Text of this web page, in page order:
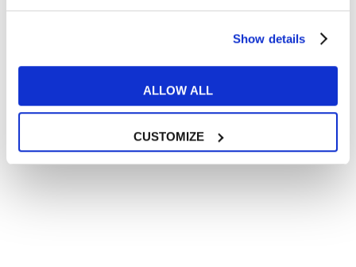
Show details
ALLOW ALL
CUSTOMIZE
** le sedi contrassegnate con * offrono sempre solo corsi online
RICHIEDI INFORMAZIONI